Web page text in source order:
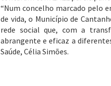
“Num concelho marcado pelo
de vida, o Município de
rede social que, com a
abrangente e eficaz a
Saúde, Célia Simões.